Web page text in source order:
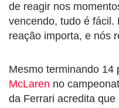
de reagir nos
vencendo, tudo é fácil.
reação importa, e nós
Mesmo terminando 14
McLaren no
da Ferrari acredita